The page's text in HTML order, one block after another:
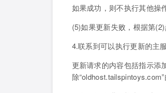
如果成功，则不执行其他操作
(5)如果更新失败，根据第
4.联系到可以执行更新的主
更新请求的内容包括指示添
除